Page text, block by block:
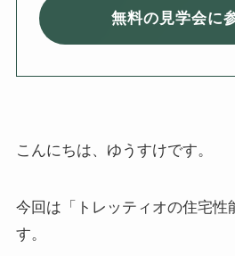
無料の見学会に
こんにちは、ゆうすけです。
今回は「トレッティオの住宅性
す。